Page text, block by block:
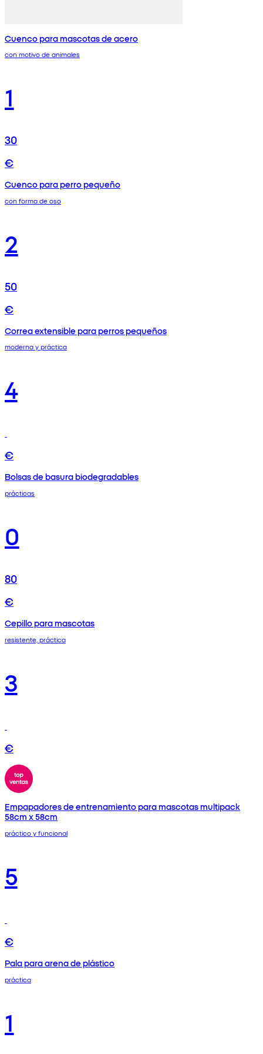
Cuenco para mascotas de acero
con motivo de animales
1
30
€
Cuenco para perro pequeño
con forma de oso
2
50
€
Correa extensible para perros pequeños
moderna y práctica
4
€
Bolsas de basura biodegradables
prácticas
0
80
€
Cepillo para mascotas
resistente, práctica
3
€
Empapadores de entrenamiento para mascotas multipack
58cm x 58cm
práctico y funcional
5
€
Pala para arena de plástico
práctica
1